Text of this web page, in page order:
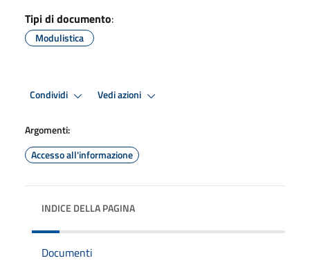
Tipi di documento:
Modulistica
Condividi Vedi azioni
Argomenti:
Accesso all'informazione
INDICE DELLA PAGINA
Documenti